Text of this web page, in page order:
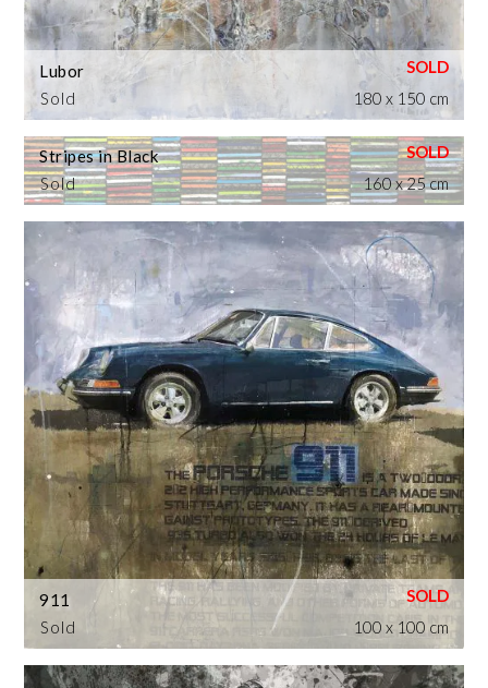
Sold
Lubor
180 x 150 cm
Sold
Stripes in Black
160 x 25 cm
Sold
911
100 x 100 cm